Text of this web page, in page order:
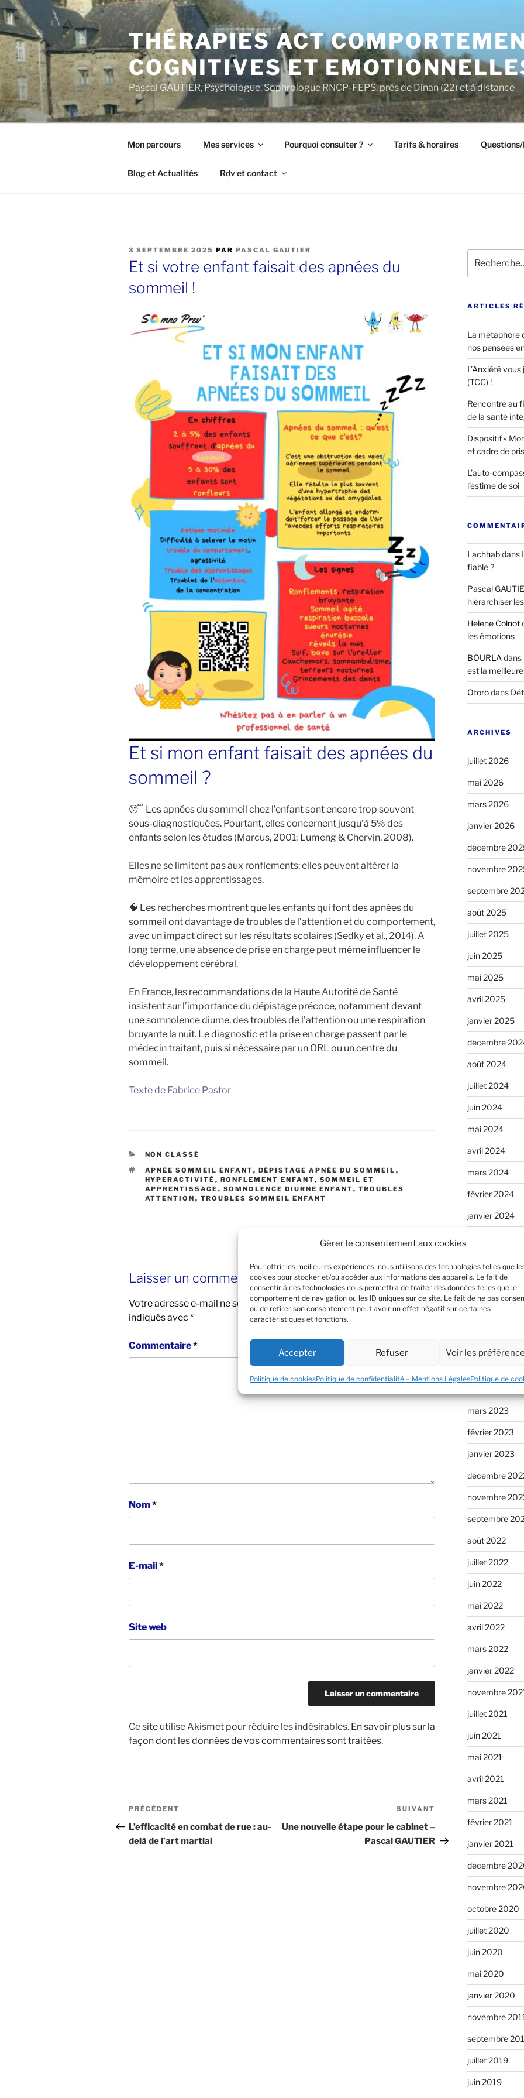
Gérer le consentement aux cookies
Pour offrir les meilleures expériences, nous utilisons des technologies telles que
cookies pour stocker et/ou accéder aux informations des appareils. Le fait de
consentir à ces technologies nous permettra de traiter des données telles que le
comportement de navigation ou les ID uniques sur ce site. Le fait de ne pas
ou de retirer son consentement peut avoir un effet négatif sur certaines
caractéristiques et fonctions.
Accepter Refuser Voir les
Politique de cookiesPolitique de confidentialité – Mentions LégalesPolitique de
Aller
au
contenu
principal
THÉRAPIES ACT
COGNITIVES ET
Pascal GAUTIER, Psychologue, Sophrologue RNCP-FEPS, près de Dinan (22) et à distance
Mon parcours Mes services Pourquoi consulter ? Tarifs & horaires Questions/
Blog et Actualités Rdv et contact
PUBLIÉ
LE
3 SEPTEMBRE 2025 PAR PASCAL GAUTIER
Et si votre enfant faisait des apnées du
sommeil !
Et si mon enfant faisait des apnées du
sommeil ?
😴 Les apnées du sommeil chez l’enfant sont encore trop souvent
sous-diagnostiquées. Pourtant, elles concernent jusqu’à 5% des
enfants selon les études (Marcus, 2001; Lumeng & Chervin, 2008).
Elles ne se limitent pas aux ronflements: elles peuvent altérer la
mémoire et les apprentissages.
🧠 Les recherches montrent que les enfants qui font des apnées du
sommeil ont davantage de troubles de l’attention et du comportement,
avec un impact direct sur les résultats scolaires (Sedky et al., 2014). A
long terme, une absence de prise en charge peut même influencer le
développement cérébral.
En France, les recommandations de la Haute Autorité de Santé
insistent sur l’importance du dépistage précoce, notamment devant
une somnolence diurne, des troubles de l’attention ou une respiration
bruyante la nuit. Le diagnostic et la prise en charge passent par le
médecin traitant, puis si nécessaire par un ORL ou un centre du
sommeil.
Textede Fabrice Pastor
CATÉGORIES
NON CLASSÉ
ÉTIQUETTES
APNÉE SOMMEIL ENFANT, DÉPISTAGE APNÉE DU SOMMEIL ,
HYPERACTIVITÉ , RONFLEMENT ENFANT, SOMMEIL ET
APPRENTISSAGE , SOMNOLENCE DIURNE ENFANT, TROUBLES
ATTENTION , TROUBLES SOMMEIL ENFANT
Laisser un commentaire
Votre adresse e-mail ne sera pas publiée.Les champs obligatoires sont
indiqués avec *
Commentaire*
Nom *
E-mail*
Site web
Ce site utilise Akismet pour réduire les indésirables. En savoir plus sur la
façon dont les données de vos commentaires sont traitées.
Navigation
de
l’article
Article
précédent
PRÉCÉDENT
L’efficacité en combat de rue : au-
delà de l’art martial
suivant
SUIVANT
Une nouvelle étape pour le cabinet –
Pascal GAUTIER
pour
:
ARTICLES
La métaphore
nos pensées
L’Anxiété
(TCC) !
Rencontre au
de la santé
Dispositif «
et cadre de
L’auto-
l’estime de soi
Lachhabdans
fiable ?
Pascal
hiérarchiser
Helene Colnot
les émotions
BOURLAdans
est la
Otorodans
ARCHIVES
juillet 2026
mai 2026
mars 2026
janvier 2026
décembre
novembre
septembre
août 2025
juillet 2025
juin 2025
mai 2025
avril 2025
janvier 2025
décembre
août 2024
juillet 2024
juin 2024
mai 2024
avril 2024
mars 2024
février 2024
janvier 2024
décembre
septembre
août 2023
mars 2023
février 2023
janvier 2023
décembre
novembre
septembre
août 2022
juillet 2022
juin 2022
mai 2022
avril 2022
mars 2022
janvier 2022
novembre
juillet 2021
juin 2021
mai 2021
avril 2021
mars 2021
février 2021
janvier 2021
décembre
novembre
octobre 2020
juillet 2020
juin 2020
mai 2020
janvier 2020
novembre
septembre
juillet 2019
juin 2019